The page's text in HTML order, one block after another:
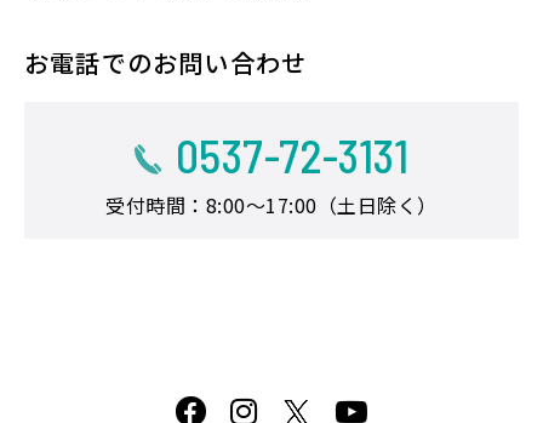
お電話でのお問い合わせ
0537-72-3131
受付時間：8:00～17:00（土日除く）